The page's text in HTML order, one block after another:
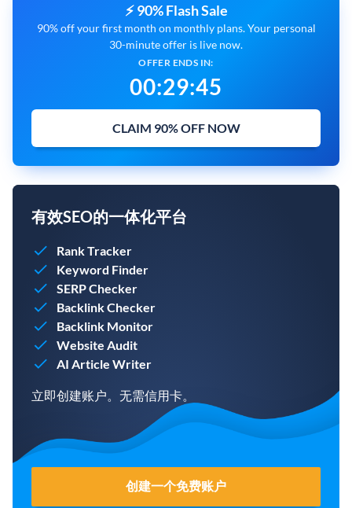
⚡ 90% Flash Sale
90% off your first month on monthly plans. Your personal
30-minute offer is live now.
OFFER ENDS IN:
00:29:43
CLAIM 90% OFF NOW
有效SEO的一体化平台
Rank Tracker
Keyword Finder
SERP Checker
Backlink Checker
Backlink Monitor
Website Audit
AI Article Writer
立即创建账户。无需信用卡。
创建一个免费账户